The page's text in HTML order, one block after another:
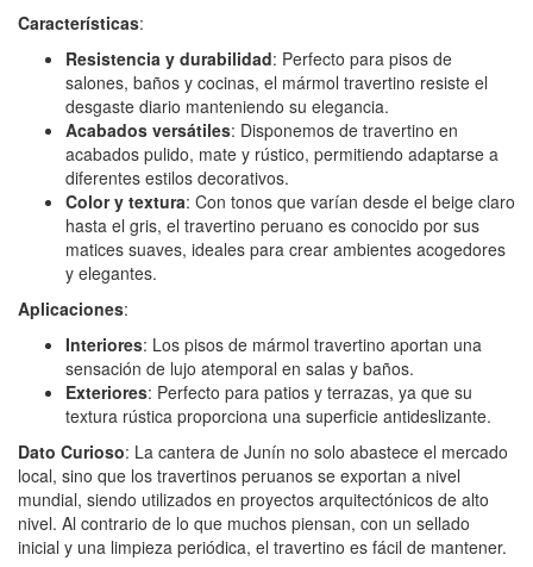
Características:
Resistencia y durabilidad: Perfecto para pisos de
salones, baños y cocinas, el mármol travertino resiste el
desgaste diario manteniendo su elegancia.
Acabados versátiles: Disponemos de travertino en
acabados pulido, mate y rústico, permitiendo adaptarse a
diferentes estilos decorativos.
Color y textura: Con tonos que varían desde el beige claro
hasta el gris, el travertino peruano es conocido por sus
matices suaves, ideales para crear ambientes acogedores
y elegantes.
Aplicaciones:
Interiores: Los pisos de mármol travertino aportan una
sensación de lujo atemporal en salas y baños.
Exteriores: Perfecto para patios y terrazas, ya que su
textura rústica proporciona una superficie antideslizante.
Dato Curioso: La cantera de Junín no solo abastece el mercado
local, sino que los travertinos peruanos se exportan a nivel
mundial, siendo utilizados en proyectos arquitectónicos de alto
nivel. Al contrario de lo que muchos piensan, con un sellado
inicial y una limpieza periódica, el travertino es fácil de mantener.